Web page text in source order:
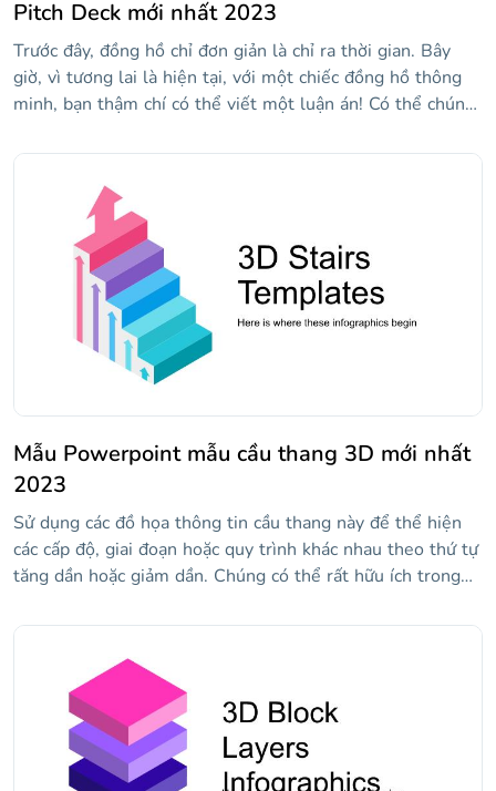
Pitch Deck mới nhất 2023
Trước đây, đồng hồ chỉ đơn giản là chỉ ra thời gian. Bây
giờ, vì tương lai là hiện tại, với một chiếc đồng hồ thông
minh, bạn thậm chí có thể viết một luận án! Có thể chúng
hồ thông minh mới của bạn sẽ cách mạng hóa thị trường
công nghệ. Và nó sẽ, bởi vì bạn sẽ sử dụng mẫu pitch
deck này để trình bày và công bố nó. Trong số các slide,
bạn sẽ tìm thấy hình minh họa 3D về hình dạng ban đầu
và tất nhiên là các mô hình của đồng hồ thông minh. Bây
giờ bạn chỉ cần bao gồm nguyên mẫu của mình và nó sẽ
sẵn sàng cho bài thuyết trình!
Mẫu Powerpoint mẫu cầu thang 3D mới nhất
2023
Sử dụng các đồ họa thông tin cầu thang này để thể hiện
các cấp độ, giai đoạn hoặc quy trình khác nhau theo thứ tự
tăng dần hoặc giảm dần. Chúng có thể rất hữu ích trong
đẳng cự, phẳng, lấp đầy, dòng thời gian... Hãy cho họ đi.